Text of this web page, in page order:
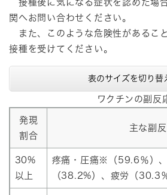
接種後に気になる症状を認めた場
関へお問い合わせください。
また、このような危険性があるこ
接種を受けてください。
表のサイズを切り替
ワクチンの副反
発現
割合
主な副
30%
以上
疼痛・圧痛※（59.6％）
（38.2%）、疲労（30.3